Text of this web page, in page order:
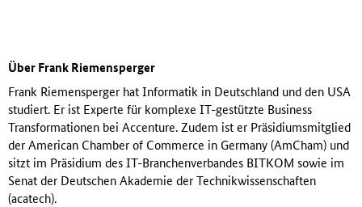
Über Frank Riemensperger
Frank Riemensperger hat Informatik in Deutschland und den USA
studiert. Er ist Experte für komplexe IT-gestützte Business
Transformationen bei Accenture. Zudem ist er Präsidiumsmitglied
der American Chamber of Commerce in Germany (AmCham) und
sitzt im Präsidium des IT-Branchenverbandes BITKOM sowie im
Senat der Deutschen Akademie der Technikwissenschaften
(acatech).